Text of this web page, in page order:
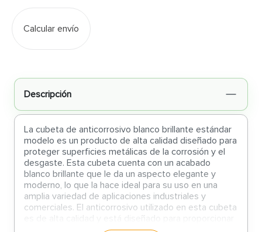
Calcular envío
Descripción
La cubeta de anticorrosivo blanco brillante estándar
modelo es un producto de alta calidad diseñado para
proteger superficies metálicas de la corrosión y el
desgaste. Esta cubeta cuenta con un acabado
blanco brillante que le da un aspecto elegante y
moderno, lo que la hace ideal para su uso en una
amplia variedad de aplicaciones industriales y
comerciales. El anticorrosivo utilizado en esta cubeta